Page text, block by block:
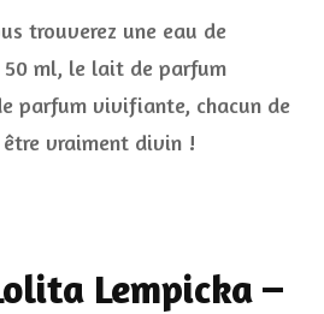
trouverez une eau de
50 ml, le lait de parfum
parfum vivifiante, chacun de
vraiment divin !
Lempicka –